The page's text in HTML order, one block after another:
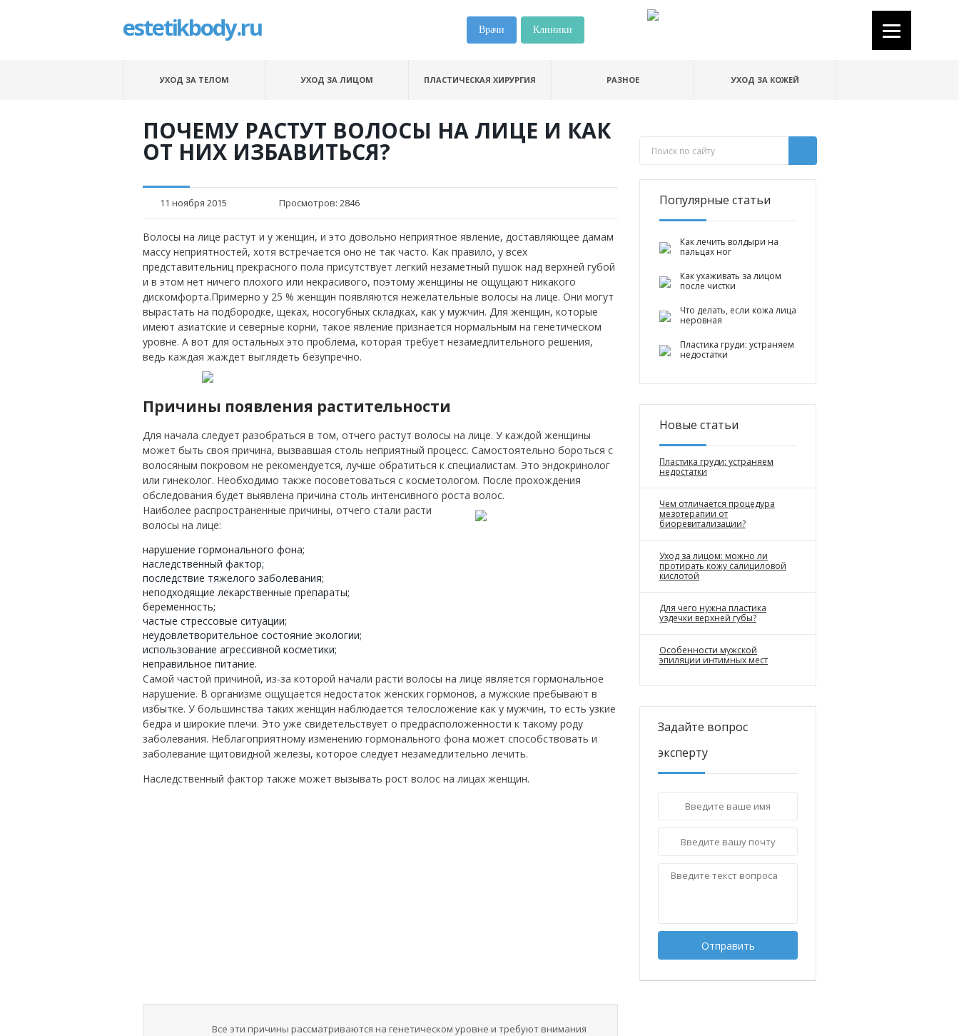
estetikbody.ru Клиники
Врачи
УХОД ЗА ТЕЛОМ УХОД ЗА ЛИЦОМ ПЛАСТИЧЕСКАЯ ХИРУРГИЯ РАЗНОЕ УХОД ЗА КОЖЕЙ
ПОЧЕМУ РАСТУТ ВОЛОСЫ НА ЛИЦЕ И КАК
ОТ НИХ ИЗБАВИТЬСЯ?
11 ноября 2015 Просмотров: 2846
Волосы на лице растут и у женщин, и это довольно неприятное явление, доставляющее дамам
массу неприятностей, хотя встречается оно не так часто. Как правило, у всех
представительниц прекрасного пола присутствует легкий незаметный пушок над верхней губой
и в этом нет ничего плохого или некрасивого, поэтому женщины не ощущают никакого
дискомфорта.Примерно у 25 % женщин появляются нежелательные волосы на лице. Они могут
вырастать на подбородке, щеках, носогубных складках, как у мужчин. Для женщин, которые
имеют азиатские и северные корни, такое явление признается нормальным на генетическом
уровне. А вот для остальных это проблема, которая требует незамедлительного решения,
ведь каждая жаждет выглядеть безупречно.
Причины появления растительности
Для начала следует разобраться в том, отчего растут волосы на лице. У каждой женщины
может быть своя причина, вызвавшая столь неприятный процесс. Самостоятельно бороться с
волосяным покровом не рекомендуется, лучше обратиться к специалистам. Это эндокринолог
или гинеколог. Необходимо также посоветоваться с косметологом. После прохождения
обследования будет выявлена причина столь интенсивного роста волос.
Наиболее распространенные причины, отчего стали расти
волосы на лице:
нарушение гормонального фона;
наследственный фактор;
последствие тяжелого заболевания;
неподходящие лекарственные препараты;
беременность;
частые стрессовые ситуации;
неудовлетворительное состояние экологии;
использование агрессивной косметики;
неправильное питание.
Самой частой причиной, из-за которой начали расти волосы на лице является гормональное
нарушение. В организме ощущается недостаток женских гормонов, а мужские пребывают в
избытке. У большинства таких женщин наблюдается телосложение как у мужчин, то есть узкие
бедра и широкие плечи. Это уже свидетельствует о предрасположенности к такому роду
заболевания. Неблагоприятному изменению гормонального фона может способствовать и
заболевание щитовидной железы, которое следует незамедлительно лечить.
Наследственный фактор также может вызывать рост волос на лицах женщин.
Все эти причины рассматриваются на генетическом уровне и требуют внимания
Популярные статьи
Как лечить волдыри на
пальцах ног
Как ухаживать за лицом
после чистки
Что делать, если кожа лица
неровная
Пластика груди: устраняем
недостатки
Новые статьи
Пластика груди: устраняем
недостатки
Чем отличается процедура
мезотерапии от
биоревитализации?
Уход за лицом: можно ли
протирать кожу салициловой
кислотой
Для чего нужна пластика
уздечки верхней губы?
Особенности мужской
эпиляции интимных мест
Задайте вопрос
эксперту